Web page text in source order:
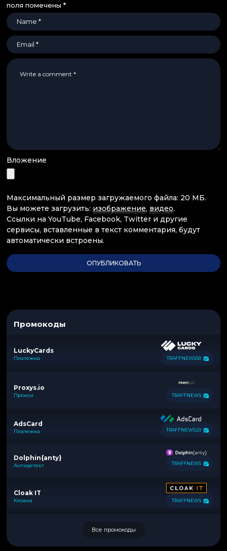
поля помечены *
Вложение
Максимальный размер загружаемого файла: 20 МБ.
Вы можете загрузить: изображение, видео.
Ссылки на YouTube, Facebook, Twitter и другие
сервисы, вставленные в текст комментария, будут
автоматически встроены.
Промокоды
LuckyCards
Платежка TRAFFNEWS50
Proxys.io
Прокси TRAFFNEWS
AdsCard
Платежка TRAFFNEWS20
Dolphin{anty}
Антидетект TRAFFNEWS
Cloak IT
Клоака TRAFFNEWS
Все промокоды